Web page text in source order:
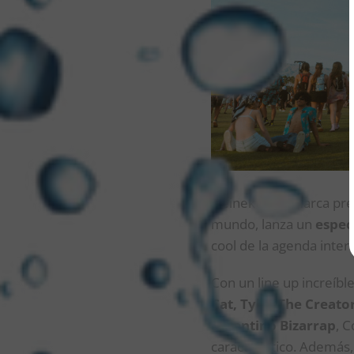
Heineken, la marca
mundo, lanza un
cool de la agenda
Con un line up
Cat, Tyler The
argentino Bizarrap,
característico.